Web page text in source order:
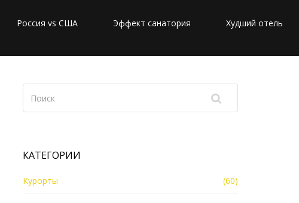
Россия vs США Эффект санатория Худший отель
КАТЕГОРИИ
Курорты (60)